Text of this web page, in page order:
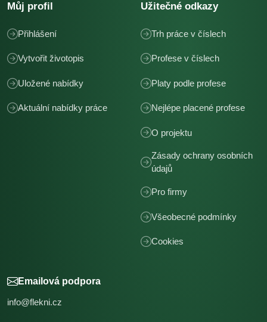
Můj profil
Přihlášení
Vytvořit životopis
Uložené nabídky
Aktuální nabídky práce
Užitečné odkazy
Trh práce v číslech
Profese v číslech
Platy podle profese
Nejlépe placené profese
O projektu
Zásady ochrany osobních
údajů
Pro firmy
Všeobecné podmínky
Cookies
Emailová podpora
info@flekni.cz